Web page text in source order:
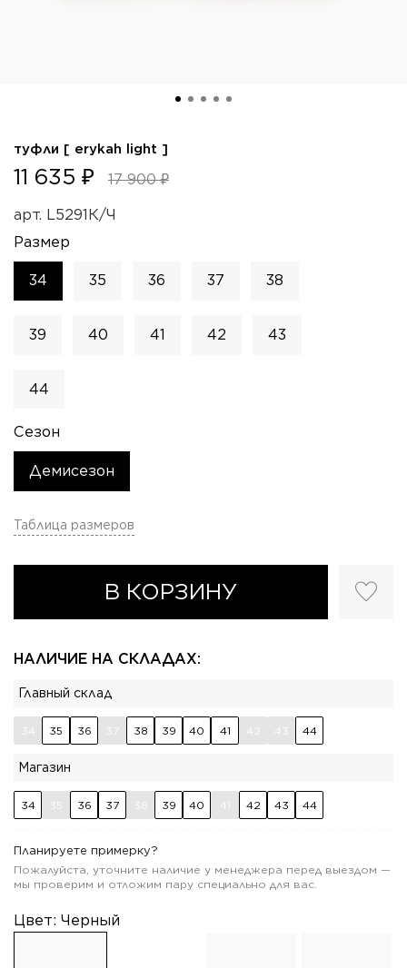
арт. L5291К/Ч
туфли [ erykah light ]
11 635 ₽ 17 900 ₽
Таблица размеров
В КОРЗИНУ
НАЛИЧИЕ НА СКЛАДАХ:
Главный склад
34 35 36 37 38 39 40 41 42 43 44
Магазин
34 35 36 37 38 39 40 41 42 43 44
Планируете примерку?
Пожалуйста, уточните наличие у менеджера перед выездом —
мы проверим и отложим пару специально для вас.
Цвет: Черный
Размер
34 35 36 37 38
39 40 41 42 43
44
Сезон
Демисезон